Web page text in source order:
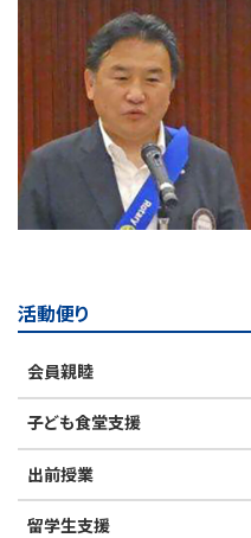
活動便り
会員親睦
子ども食堂支援
出前授業
留学生支援